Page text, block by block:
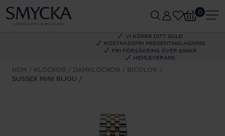
VI KÖPER DITT GULD
KOSTNADSFRI PRESENTINSLAGNING
FRI FÖRSÄKRING ÖVER 695KR
HEMLEVERANS
0
HEM KLOCKOR DAMKLOCKOR
BICOLOR
SUSSEX MINI BIJOU